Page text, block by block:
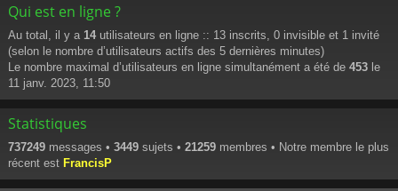
Qui est en ligne ?
Au total, il y a 14 utilisateurs en ligne :: 13 inscrits, 0 invisible et 1 invité
(selon le nombre d’utilisateurs actifs des 5 dernières minutes)
Le nombre maximal d’utilisateurs en ligne simultanément a été de 453 le
11 janv. 2023, 11:50
Statistiques
737249 messages • 3449 sujets • 21259 membres • Notre membre le plus
récent est FrancisP